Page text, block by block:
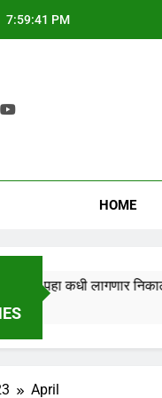
7:59:42 PM
HOME
निकाल
April